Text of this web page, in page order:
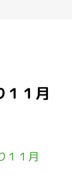
１１月
１１月